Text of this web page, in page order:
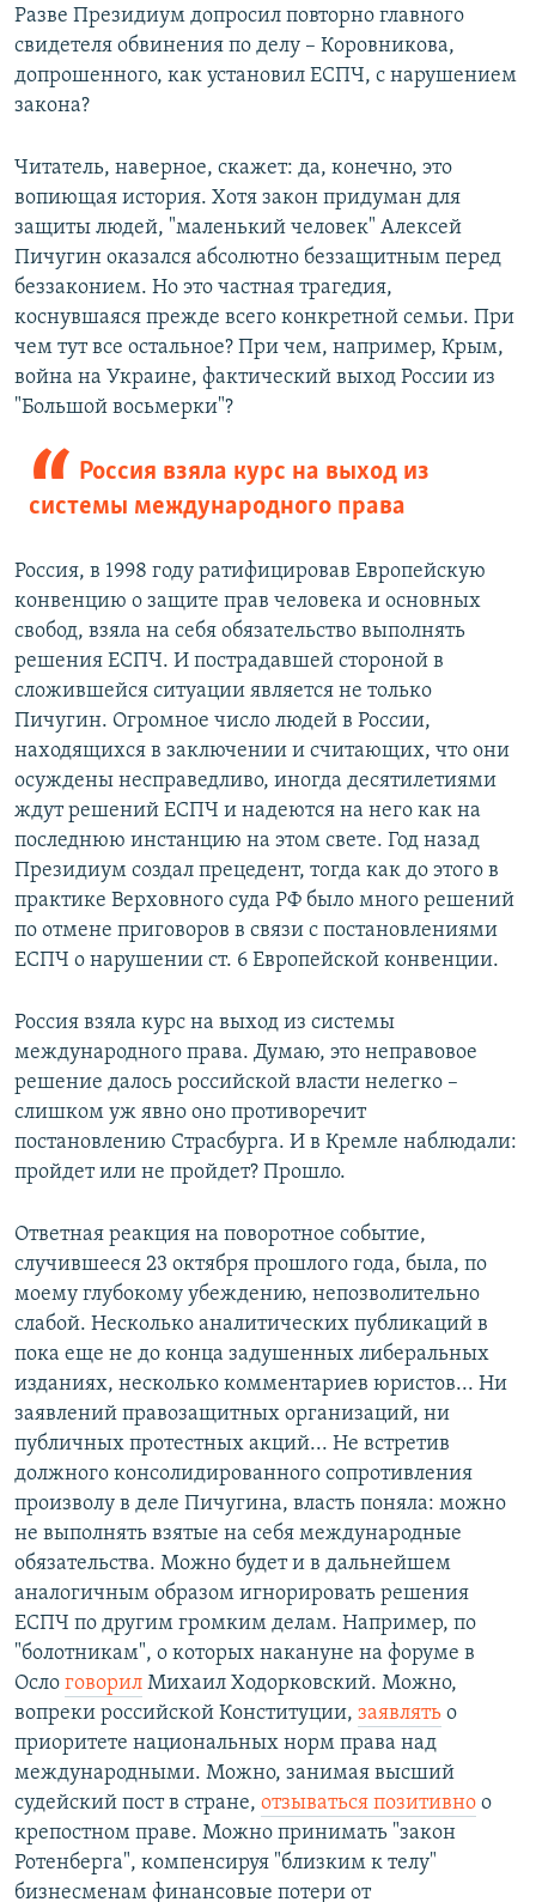
Разве Президиум допросил повторно главного
свидетеля обвинения по делу – Коровникова,
допрошенного, как установил ЕСПЧ, с нарушением
закона?
Читатель, наверное, скажет: да, конечно, это
вопиющая история. Хотя закон придуман для
защиты людей, "маленький человек" Алексей
Пичугин оказался абсолютно беззащитным перед
беззаконием. Но это частная трагедия,
коснувшаяся прежде всего конкретной семьи. При
чем тут все остальное? При чем, например, Крым,
война на Украине, фактический выход России из
"Большой восьмерки"?
Россия взяла курс на выход из
системы международного права
Россия, в 1998 году ратифицировав Европейскую
конвенцию о защите прав человека и основных
свобод, взяла на себя обязательство выполнять
решения ЕСПЧ. И пострадавшей стороной в
сложившейся ситуации является не только
Пичугин. Огромное число людей в России,
находящихся в заключении и считающих, что они
осуждены несправедливо, иногда десятилетиями
ждут решений ЕСПЧ и надеются на него как на
последнюю инстанцию на этом свете. Год назад
Президиум создал прецедент, тогда как до этого в
практике Верховного суда РФ было много решений
по отмене приговоров в связи с постановлениями
ЕСПЧ о нарушении ст. 6 Европейской конвенции.
Россия взяла курс на выход из системы
международного права. Думаю, это неправовое
решение далось российской власти нелегко –
слишком уж явно оно противоречит
постановлению Страсбурга. И в Кремле наблюдали:
пройдет или не пройдет? Прошло.
Ответная реакция на поворотное событие,
случившееся 23 октября прошлого года, была, по
моему глубокому убеждению, непозволительно
слабой. Несколько аналитических публикаций в
пока еще не до конца задушенных либеральных
изданиях, несколько комментариев юристов... Ни
заявлений правозащитных организаций, ни
публичных протестных акций... Не встретив
должного консолидированного сопротивления
произволу в деле Пичугина, власть поняла: можно
не выполнять взятые на себя международные
обязательства. Можно будет и в дальнейшем
аналогичным образом игнорировать решения
ЕСПЧ по другим громким делам. Например, по
"болотникам", о которых накануне на форуме в
Осло говорил Михаил Ходорковский. Можно,
вопреки российской Конституции, заявлять о
приоритете национальных норм права над
международными. Можно, занимая высший
судейский пост в стране, отзываться позитивно о
крепостном праве. Можно принимать "закон
Ротенберга", компенсируя "близким к телу"
бизнесменам финансовые потери от